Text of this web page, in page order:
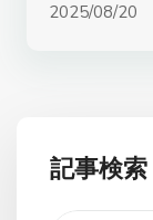
2025/08/20
記事検索